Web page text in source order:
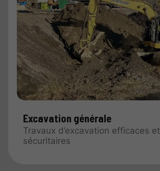
Excavation générale
Travaux d’excavation efficaces et
sécuritaires